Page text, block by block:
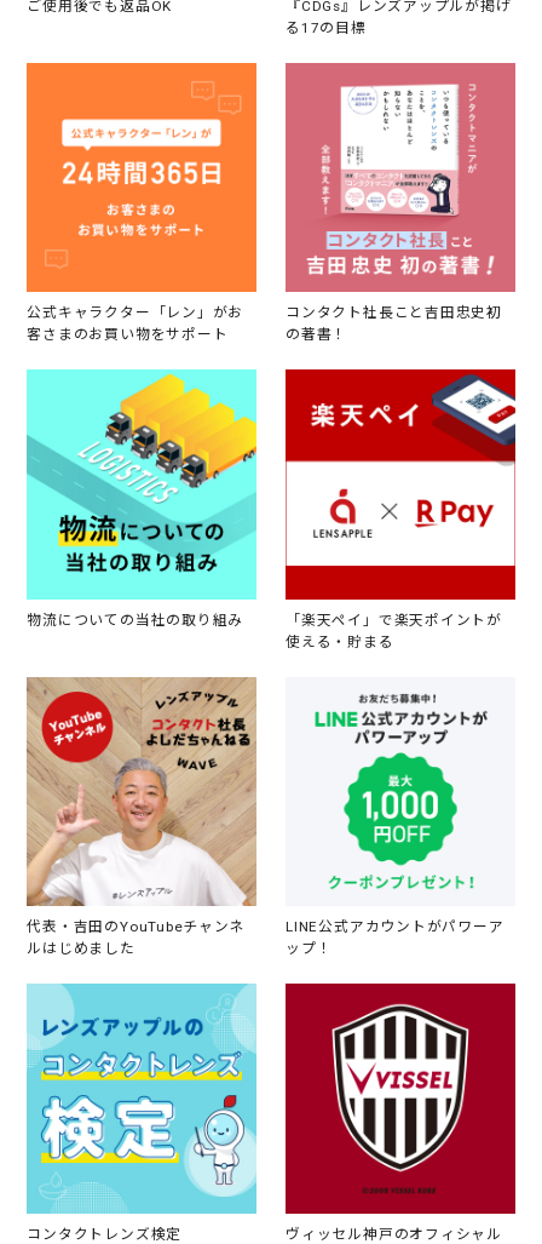
ご使用後でも返品OK
『CDGs』レンズアップルが掲げ
る17の目標
公式キャラクター「レン」がお
客さまのお買い物をサポート
コンタクト社長こと吉田忠史初
の著書！
物流についての当社の取り組み
「楽天ペイ」で楽天ポイントが
使える・貯まる
代表・吉田のYouTubeチャンネ
ルはじめました
LINE公式アカウントがパワーア
ップ！
コンタクトレンズ検定
ヴィッセル神戸のオフィシャル